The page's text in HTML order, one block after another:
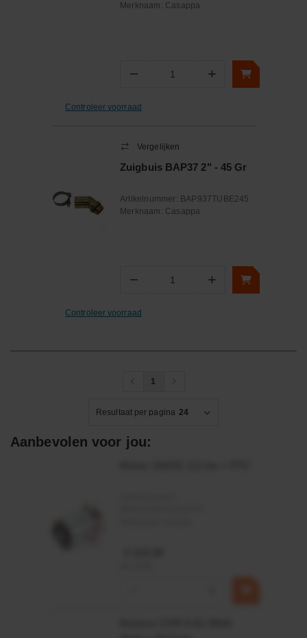
Merknaam: Casappa
− Aantal +
Controleer voorraad
Vergelijken
Zuigbuis BAP37 2" - 45 Gr
Artikelnummer: BAP937TUBE245
Merknaam: Casappa
− Aantal +
Controleer voorraad
1
Resultaat per pagina 24
Aanbevolen voor jou: